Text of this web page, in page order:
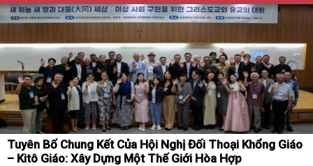
Tuyên Bố Chung Kết Của Hội Nghị Đối Thoại Khổng Giáo
– Kitô Giáo: Xây Dựng Một Thế Giới Hòa Hợp